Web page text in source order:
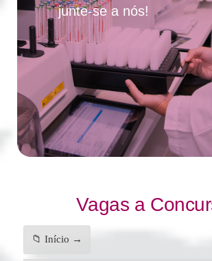
junte-se a nós!
Vagas a
📁 Início →